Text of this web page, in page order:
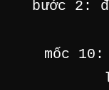
bước 2:
mốc